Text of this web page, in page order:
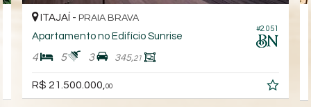
#2.051
ITAJAÍ - PRAIA BRAVA
Apartamento no Edifício Sunrise
4 5 3 345,21
R$ 21.500.000,00